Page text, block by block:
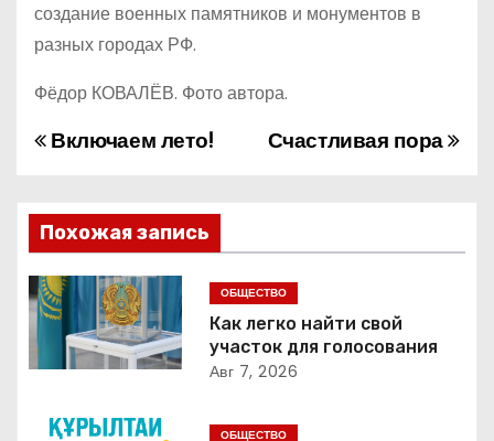
создание военных памятников и монументов в
разных городах РФ.
Фёдор КОВАЛЁВ. Фото автора.
Н
в
и
г
а
ц
Счастливая пора
Включаем лето!
Похожая запись
ОБЩЕСТВО
Как легко найти свой
участок для голосования
Авг 7, 2026
ОБЩЕСТВО